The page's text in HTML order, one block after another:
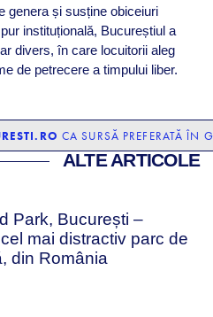
genera și susține obiceiuri
instituțională, Bucureștiul a
divers, în care locuitorii aleg
de petrecere a timpului liber.
CA SURSĂ PREFERATĂ ÎN
ALTE ARTICOLE
Park, București –
mai distractiv parc de
din România